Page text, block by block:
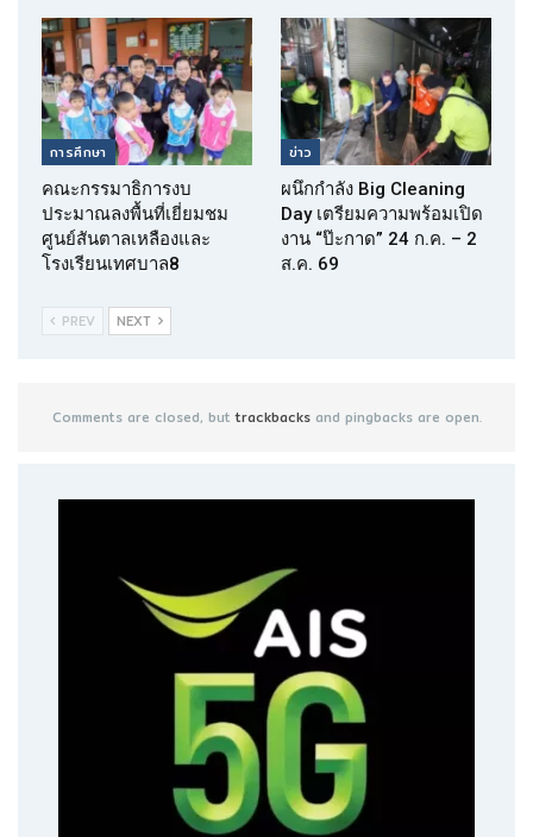
การศึกษา
คณะกรรมาธิการงบ
ประมาณลงพื้นที่เยี่ยมชม
ศูนย์สันตาลเหลืองและ
โรงเรียนเทศบาล8
ข่าว
ผนึกกำลัง Big Cleaning
Day เตรียมความพร้อมเปิด
งาน “ป๊ะกาด” 24 ก.ค. – 2
ส.ค. 69
PREV NEXT
Comments are closed, buttrackbacksand pingbacks are open.